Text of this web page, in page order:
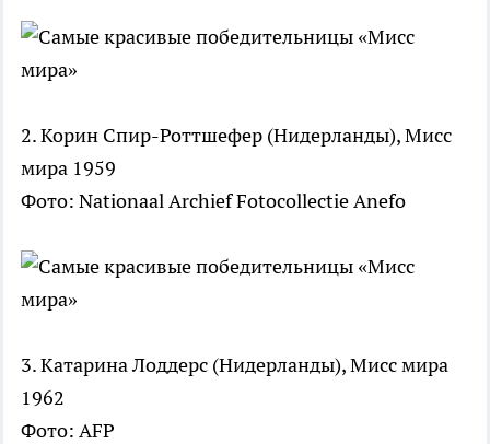
2. Корин Спир-Роттшефер (Нидерланды), Мисс
мира 1959
Фото: Nationaal Archief Fotocollectie Anefo
3. Катарина Лоддерс (Нидерланды), Мисс мира
1962
Фото: AFP